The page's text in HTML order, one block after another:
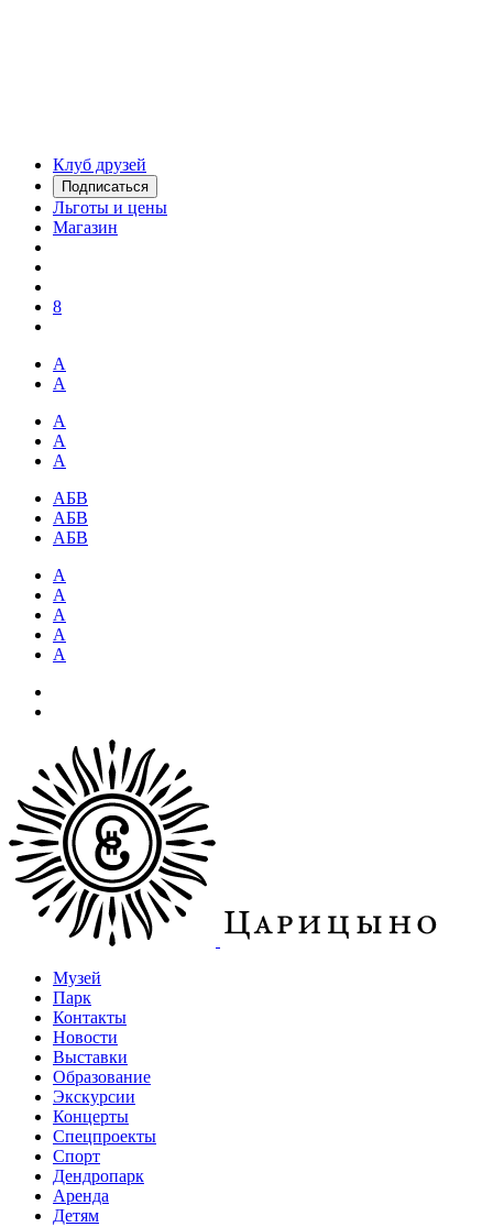
Клуб друзей
Подписаться
Льготы и цены
Магазин
8
А
А
А
А
А
АБВ
АБВ
АБВ
А
А
А
А
А
Музей
Парк
Контакты
Новости
Выставки
Образование
Экскурсии
Концерты
Спецпроекты
Спорт
Дендропарк
Аренда
Детям